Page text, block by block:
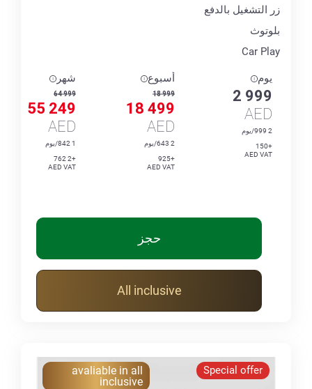
زر التشغيل بالدفع
بلوتوث
Car Play
يوم
2 999
AED
2 999/يوم
+150
AED VAT
أسبوع
18 999
18 499
AED
2 643/يوم
+925
AED VAT
شهر
64 999
55 249
AED
1 842/يوم
+2 762
AED VAT
حجز
All inclusive
Special offer
avaliable in all
inclusive